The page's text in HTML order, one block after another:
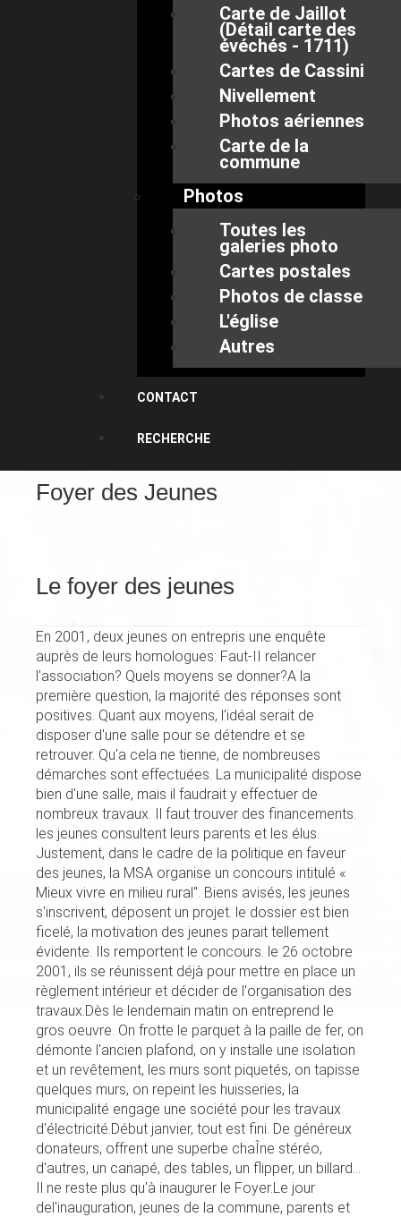
Carte de Jaillot
(Détail carte des
évéchés - 1711)
Cartes de Cassini
Nivellement
Photos aériennes
Carte de la
commune
Photos
Toutes les
galeries photo
Cartes postales
Photos de classe
L'église
Autres
CONTACT
RECHERCHE
Foyer des Jeunes
Le foyer des jeunes
En 2001, deux jeunes on entre­pris une enquête
auprès de leurs homologues: Faut-II relancer
l'association? Quels moyens se donner?A la
première question, la majorité des réponses sont
positives. Quant aux moyens, l'idéal serait de
disposer d'une salle pour se détendre et se
retrouver. Qu'a cela ne tienne, de nombreuses
démarches sont effectuées. La municipalité dispose
bien d'une salle, mais il faudrait y effectuer de
nombreux travaux. Il faut trouver des financements.
les jeunes consultent leurs parents et les élus.
Justement, dans le cadre de la politique en faveur
des jeunes, la MSA organise un concours intitulé «
Mieux vivre en mi­lieu rural". Biens avisés, les jeunes
s'inscrivent, déposent un projet. le dossier est bien
ficelé, la motivation des jeunes parait tellement
évidente. Ils remportent le concours. le 26 octobre
2001, ils se réunissent déjà pour mettre en place un
règlement intérieur et décider de l'organisation des
travaux.Dès le lendemain matin on entreprend le
gros oeuvre. On frotte le parquet à la paille de fer, on
démonte l'ancien plafond, on y installe une isolation
et un revêtement, les murs sont piquetés, on tapisse
quelques murs, on repeint les huisseries, la
municipalité engage une société pour les travaux
d'électricité.Début janvier, tout est fini. De généreux
donateurs, offrent une superbe chaÎne stéréo,
d'autres, un canapé, des tables, un flipper, un billard...
Il ne reste plus qu'à inaugurer le Foyer.Le jour
del'inauguration, jeunes de la commune, parents et